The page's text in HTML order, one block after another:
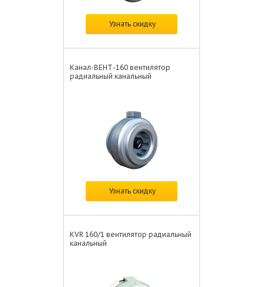
Цена: от8 506 ₽/шт.
Узнать скидку
Канал-ВЕНТ-160 вентилятор
радиальный канальный
Цена: от8 979 ₽/шт.
Узнать скидку
KVR 160/1 вентилятор радиальный
канальный